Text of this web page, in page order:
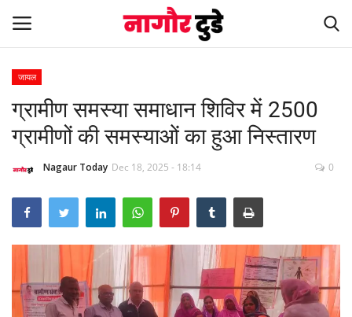
Home
देश
स्पेशल स्टोरी
मनोरंजन
जायल
ग्रामीण समस्या समाधान शिविर में 2500
ग्रामीणों की समस्याओं का हुआ निस्तारण
Nagaur Today Dec 18, 2025 - 18:14 0